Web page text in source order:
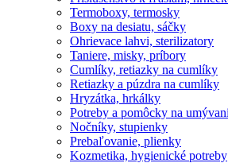
Termoboxy, termosky
Boxy na desiatu, sáčky
Ohrievace lahvi, sterilizatory
Taniere, misky, príbory
Cumlíky, retiazky na cumlíky
Retiazky a púzdra na cumlíky
Hryzátka, hrkálky
Potreby a pomôcky na
Nočníky, stupienky
Prebaľovanie, plienky
Kozmetika, hygienické potreby